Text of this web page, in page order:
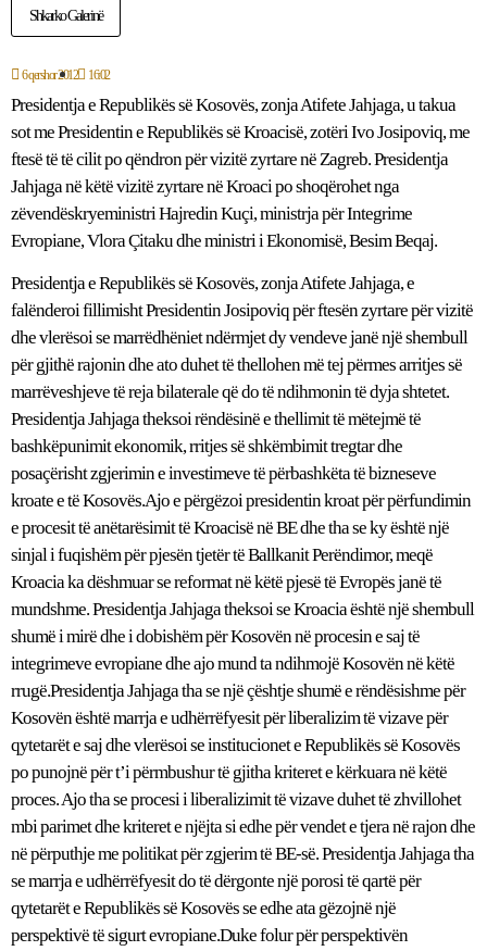
Shkarko Galerinë
6 qershor 2012 16:02
Presidentja e Republikës së Kosovës, zonja Atifete Jahjaga, u takua
sot me Presidentin e Republikës së Kroacisë, zotëri Ivo Josipoviq, me
ftesë të të cilit po qëndron për vizitë zyrtare në Zagreb. Presidentja
Jahjaga në këtë vizitë zyrtare në Kroaci po shoqërohet nga
zëvendëskryeministri Hajredin Kuçi, ministrja për Integrime
Evropiane, Vlora Çitaku dhe ministri i Ekonomisë, Besim Beqaj.
Presidentja e Republikës së Kosovës, zonja Atifete Jahjaga, e
falënderoi fillimisht Presidentin Josipoviq për ftesën zyrtare për vizitë
dhe vlerësoi se marrëdhëniet ndërmjet dy vendeve janë një shembull
për gjithë rajonin dhe ato duhet të thellohen më tej përmes arritjes së
marrëveshjeve të reja bilaterale që do të ndihmonin të dyja shtetet.
Presidentja Jahjaga theksoi rëndësinë e thellimit të mëtejmë të
bashkëpunimit ekonomik, rritjes së shkëmbimit tregtar dhe
posaçërisht zgjerimin e investimeve të përbashkëta të bizneseve
kroate e të Kosovës.Ajo e përgëzoi presidentin kroat për përfundimin
e procesit të anëtarësimit të Kroacisë në BE dhe tha se ky është një
sinjal i fuqishëm për pjesën tjetër të Ballkanit Perëndimor, meqë
Kroacia ka dëshmuar se reformat në këtë pjesë të Evropës janë të
mundshme. Presidentja Jahjaga theksoi se Kroacia është një shembull
shumë i mirë dhe i dobishëm për Kosovën në procesin e saj të
integrimeve evropiane dhe ajo mund ta ndihmojë Kosovën në këtë
rrugë.Presidentja Jahjaga tha se një çështje shumë e rëndësishme për
Kosovën është marrja e udhërrëfyesit për liberalizim të vizave për
qytetarët e saj dhe vlerësoi se institucionet e Republikës së Kosovës
po punojnë për t’i përmbushur të gjitha kriteret e kërkuara në këtë
proces. Ajo tha se procesi i liberalizimit të vizave duhet të zhvillohet
mbi parimet dhe kriteret e njëjta si edhe për vendet e tjera në rajon dhe
në përputhje me politikat për zgjerim të BE-së. Presidentja Jahjaga tha
se marrja e udhërrëfyesit do të dërgonte një porosi të qartë për
qytetarët e Republikës së Kosovës se edhe ata gëzojnë një
perspektivë të sigurt evropiane.Duke folur për perspektivën